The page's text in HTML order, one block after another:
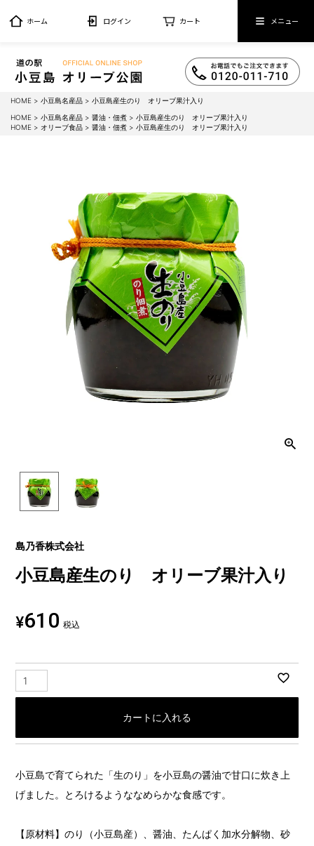
ホーム ログイン カート メニュー
HOME 小豆島名産品
小豆島産生のり オリーブ果汁入り
HOME
小豆島名産品 醤油・佃煮
小豆島産生のり オリーブ果汁入り
HOME
オリーブ食品 醤油・佃煮 小豆島産生のり オリーブ果汁入り
島乃香株式会社
小豆島産生のり オリーブ果汁入り
¥610 税込
カートに入れる
小豆島で育てられた「生のり」を小豆島の醤油で甘口に炊き上
げました。とろけるようななめらかな食感です。
【原材料】のり（小豆島産）、醤油、たんぱく加水分解物、砂